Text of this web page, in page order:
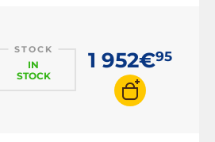
STOCK
IN
STOCK
1 952€95